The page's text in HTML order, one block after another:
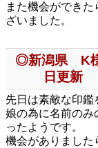
また機会ができ
ざいました。
◎新潟県 K
日更新
先日は素敵な印鑑
娘の為に名前のみ
ったようです。
機会がありました